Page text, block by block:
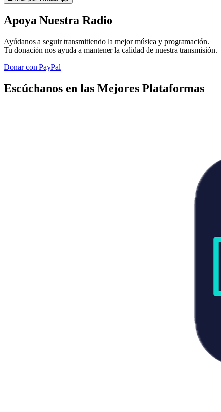
Apoya Nuestra Radio
Ayúdanos a seguir transmitiendo la mejor música y programación.
Tu donación nos ayuda a mantener la calidad de nuestra transmisión.
Donar con PayPal
Escúchanos en las Mejores Plataformas